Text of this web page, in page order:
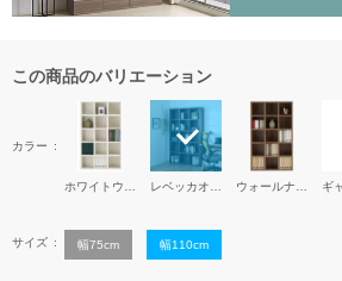
この商品のバリエーション
カラー
ホワイトウッド レベッカオーク ウォールナット
サイズ 幅75cm 幅110cm